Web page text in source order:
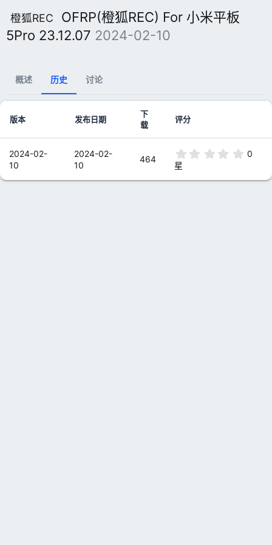
橙狐REC
OFRP(橙狐REC) For 小米平板
5Pro 23.12.07 2024-02-10
概述 历史 讨论
版本 发布日期
下
载
评分
2024-02-
10
2024-02-
10
464
0
0
0
星